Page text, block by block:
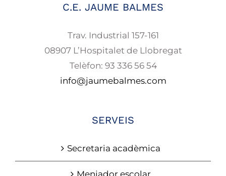
C.E. JAUME BALMES
Trav. Industrial 157-161
08907 L’Hospitalet de Llobregat
Telèfon: 93 336 56 54
info@jaumebalmes.com
SERVEIS
Secretaria acadèmica
Menjador escolar